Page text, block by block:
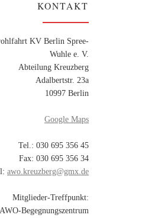
Brandenburg
Die diesjährige Spargelfahrt
führte die AWO Abteilung
Kreuzberg wie in den
vergangenen Jahren zum
KONTAKT
KV Berlin Spree-
Wuhle e. V.
Abteilung Kreuzberg
Adalbertstr. 23a
10997 Berlin
Google Maps
Tel.: 030 695 356 45
Fax: 030 695 356 34
awo.kreuzberg@gmx.de
Mitglieder-Treffpunkt:
AWO-Begegnungszentrum